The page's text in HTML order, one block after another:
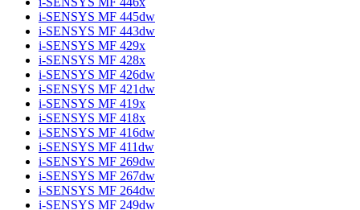
i-SENSYS MF 445dw
i-SENSYS MF 443dw
i-SENSYS MF 429x
i-SENSYS MF 428x
i-SENSYS MF 426dw
i-SENSYS MF 421dw
i-SENSYS MF 419x
i-SENSYS MF 418x
i-SENSYS MF 416dw
i-SENSYS MF 411dw
i-SENSYS MF 269dw
i-SENSYS MF 267dw
i-SENSYS MF 264dw
i-SENSYS MF 249dw